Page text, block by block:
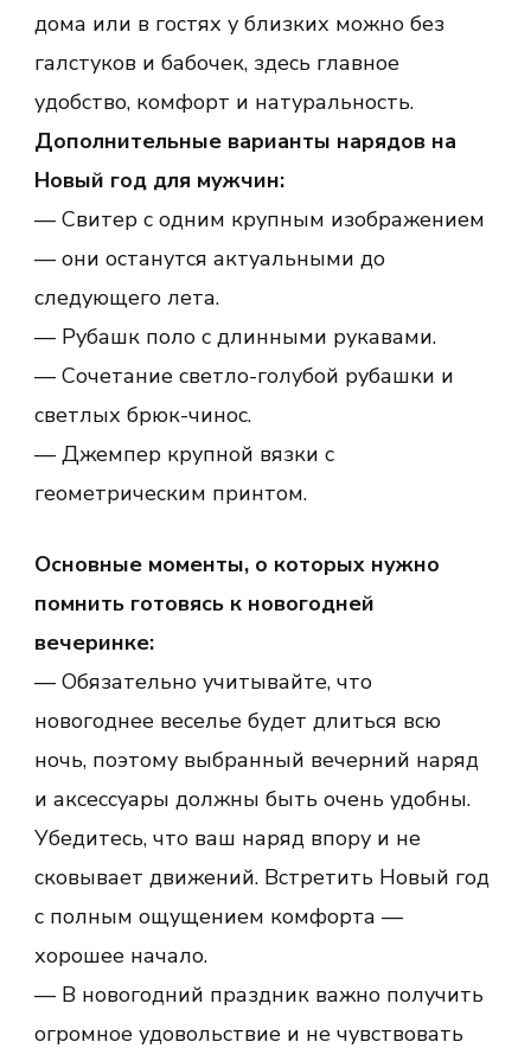
дома или в гостях у близких можно без
галстуков и бабочек, здесь главное
удобство, комфорт и натуральность.
Дополнительные варианты нарядов на
Новый год для мужчин:
— Свитер с одним крупным изображением
— они останутся актуальными до
следующего лета.
— Рубашк поло с длинными рукавами.
— Сочетание светло-голубой рубашки и
светлых брюк-чинос.
— Джемпер крупной вязки с
геометрическим принтом.
Основные моменты, о которых нужно
помнить готовясь к новогодней
вечеринке:
— Обязательно учитывайте, что
новогоднее веселье будет длиться всю
ночь, поэтому выбранный вечерний наряд
и аксессуары должны быть очень удобны.
Убедитесь, что ваш наряд впору и не
сковывает движений. Встретить Новый год
с полным ощущением комфорта —
хорошее начало.
— В новогодний праздник важно получить
огромное удовольствие и не чувствовать